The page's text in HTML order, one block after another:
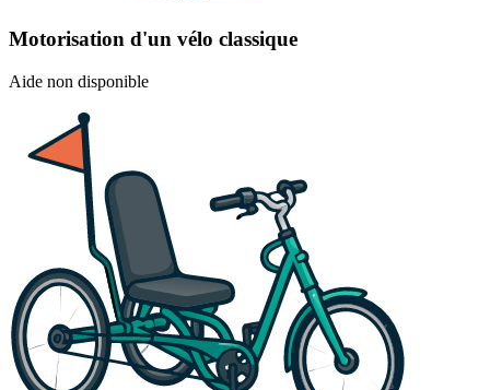
Motorisation d'un vélo classique
Aide non disponible